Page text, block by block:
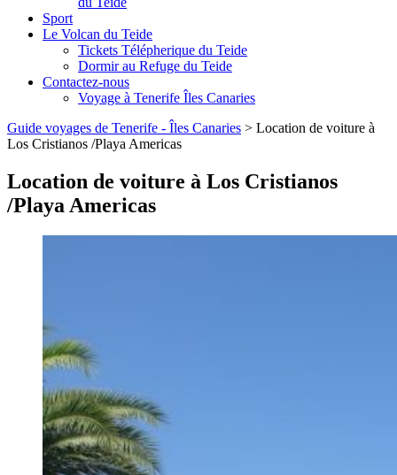
Sport
Le Volcan du Teide
Tickets Télépherique du Teide
Dormir au Refuge du Teide
Contactez-nous
Voyage à Tenerife Îles Canaries
Guide voyages de Tenerife - Îles Canaries > Location de voiture à
Los Cristianos /Playa Americas
Location de voiture à Los Cristianos
/Playa Americas